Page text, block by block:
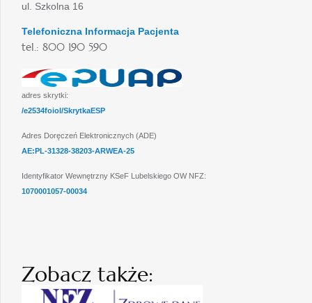
ul. Szkolna 16
Telefoniczna Informacja Pacjenta
tel.: 800 190 590
adres skrytki:
/e2534foiol/SkrytkaESP
Adres Doręczeń Elektronicznych (ADE)
AE:PL-31328-38203-ARWEA-25
Identyfikator Wewnętrzny KSeF Lubelskiego OW NFZ:
1070001057-00034
Zobacz także: